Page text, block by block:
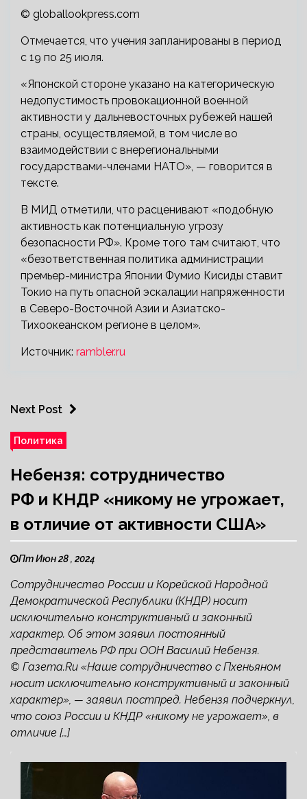
© globallookpress.com
Отмечается, что учения запланированы в период
с 19 по 25 июля.
«Японской стороне указано на категорическую
недопустимость провокационной военной
активности у дальневосточных рубежей нашей
страны, осуществляемой, в том числе во
взаимодействии с внерегиональными
государствами-членами НАТО», — говорится в
тексте.
В МИД отметили, что расценивают «подобную
активность как потенциальную угрозу
безопасности РФ». Кроме того там считают, что
«безответственная политика администрации
премьер-министра Японии Фумио Кисиды ставит
Токио на путь опасной эскалации напряженности
в Северо-Восточной Азии и Азиатско-
Тихоокеанском регионе в целом».
Источник: rambler.ru
Next Post
Политика
Небензя: сотрудничество
РФ и КНДР «никому не угрожает,
в отличие от активности США»
Пт Июн 28 , 2024
Сотрудничество России и Корейской Народной
Демократической Республики (КНДР) носит
исключительно конструктивный и законный
характер. Об этом заявил постоянный
представитель РФ при ООН Василий Небензя.
© Газета.Ru «Наше сотрудничество с Пхеньяном
носит исключительно конструктивный и законный
характер», — заявил постпред. Небензя подчеркнул,
что союз России и КНДР «никому не угрожает», в
отличие […]